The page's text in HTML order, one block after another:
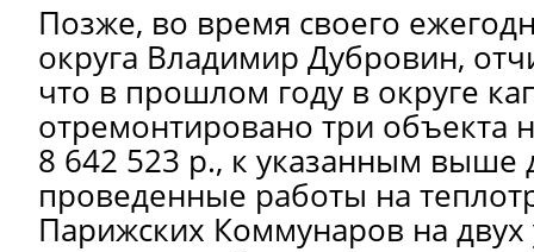
Позже, во время своего
округа Владимир Дубровин,
что в прошлом году в округе
отремонтировано три объекта
8 642 523 р., к указанным выше
проведенные работы на
Парижских Коммунаров на двух